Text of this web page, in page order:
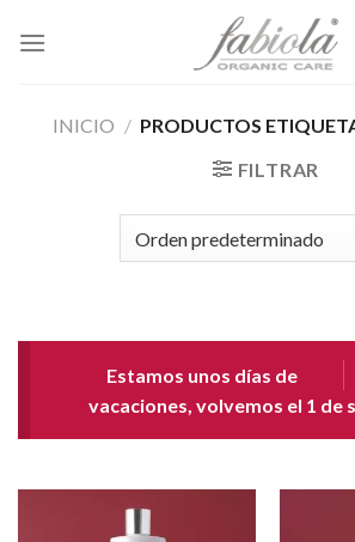
INICIO / PRODUCTOS
FILTRAR
Estamos unos días de
vacaciones, volvemos el 1 de